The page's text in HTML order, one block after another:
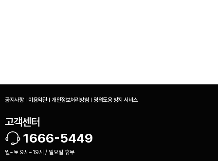
공지사항 이용약관 개인정보처리방침 명의도용 방지 서비스
고객센터
1666-5449
월~토 9시~19시 / 일요일 휴무